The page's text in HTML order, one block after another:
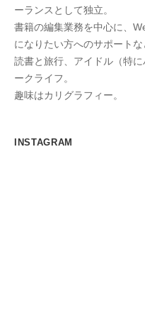
ーランスとして独立。
書籍の編集業務を中心に、
になりたい方へのサポートな
読書と旅行、アイドル（特
ークライフ。
趣味はカリグラフィー。
INSTAGRAM